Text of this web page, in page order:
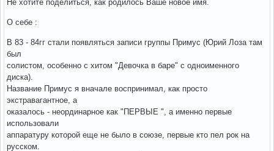
Не хотите поделиться, как родилось Ваше новое имя.
О себе :
В 83 - 84гг стали появляться записи группы Примус (Юрий Лоза там
был
солистом, особенно с хитом "Девочка в баре" с одноименного
диска).
Название Примус я вначале воспринимал, как просто
экстравагантное, а
оказалось - неординарное как "ПЕРВЫЕ ", а именно первые
использовали
аппаратуру которой еще не было в союзе, первые кто пел рок на
русском.